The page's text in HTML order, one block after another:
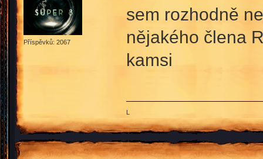
Příspěvků: 2067
sem rozhodně
nějakého člena
kamsi
L